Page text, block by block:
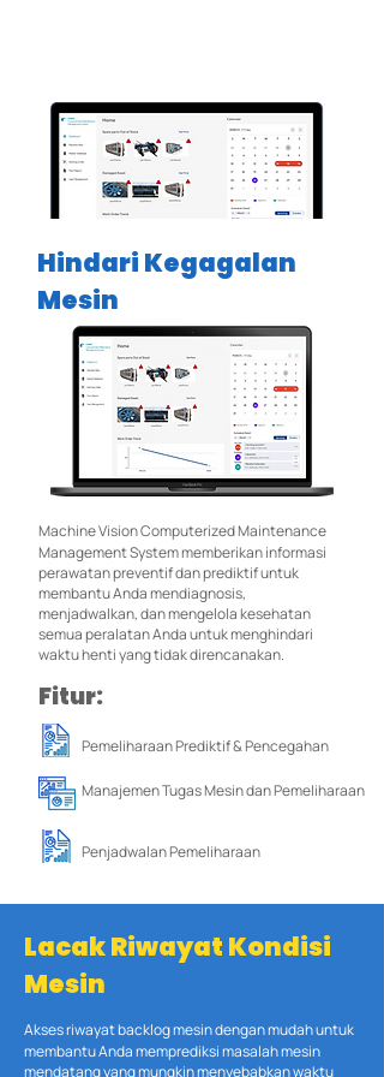
Hindari Kegagalan
Mesin
Machine Vision Computerized Maintenance
Management System memberikan informasi
perawatan preventif dan prediktif untuk
membantu Anda mendiagnosis,
menjadwalkan, dan mengelola kesehatan
semua peralatan Anda untuk menghindari
waktu henti yang tidak direncanakan.
Fitur:
Pemeliharaan Prediktif & Pencegahan
Manajemen Tugas Mesin dan Pemeliharaan
Penjadwalan Pemeliharaan
Lacak Riwayat Kondisi
Mesin
Akses riwayat backlog mesin dengan mudah untuk
membantu Anda memprediksi masalah mesin
mendatang yang mungkin menyebabkan waktu